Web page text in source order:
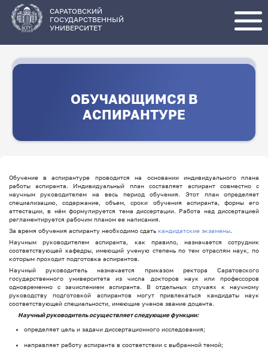
основному
содержанию
САРАТОВСКИЙ
ГОСУДАРСТВЕННЫЙ
УНИВЕРСИТЕТ
ОБУЧАЮЩИМСЯ В
АСПИРАНТУРЕ
Обучение в аспирантуре проводится на основании индивидуального плана
работы аспиранта. Индивидуальный план составляет аспирант совместно с
научным руководителем на весь период обучения. Этот план определяет
специализацию, содержание, объем, сроки обучения аспиранта, формы его
аттестации, в нём формулируется тема диссертации. Работа над диссертацией
регламентируется рабочим планом ее написания.
За время обучения аспиранту необходимо сдать кандидатские экзамены.
Научным руководителем аспиранта, как правило, назначается сотрудник
соответствующей кафедры, имеющий ученую степень по тем отраслям наук, по
которым проходит подготовка аспирантов.
Научный руководитель назначается приказом ректора Саратовского
государственного университета из числа докторов наук или профессоров
одновременно с зачислением аспиранта. В отдельных случаях к научному
руководству подготовкой аспирантов могут привлекаться кандидаты наук
соответствующей специальности, имеющие ученое звание доцента.
Научный руководитель осуществляет следующие функции:
определяет цель и задачи диссертационного исследования;
направляет работу аспиранта в соответствии с выбранной темой;